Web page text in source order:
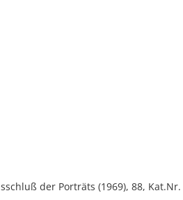
der Porträts (1969), 88, Kat.Nr.